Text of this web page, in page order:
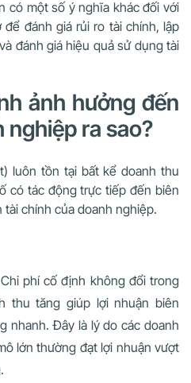
có một số ý nghĩa khác đối với
đánh giá rủi ro tài chính, lập
và đánh giá hiệu quả sử dụng tài
ảnh hưởng đến
nghiệp ra sao?
luôn tồn tại bất kể doanh thu
có tác động trực tiếp đến biên
chính của doanh nghiệp.
Chi phí cố định không đổi trong
thu tăng giúp lợi nhuận biên
nhanh. Đây là lý do các doanh
lớn thường đạt lợi nhuận vượt